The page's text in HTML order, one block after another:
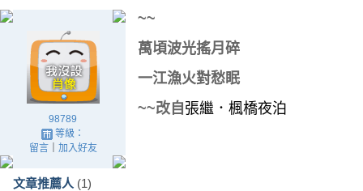
98789
等級：
留言｜ 加入好友
文章推薦人 (1)
~~
萬頃波光搖月碎
一江漁火對愁眠
~~改自 張繼．楓橋夜泊